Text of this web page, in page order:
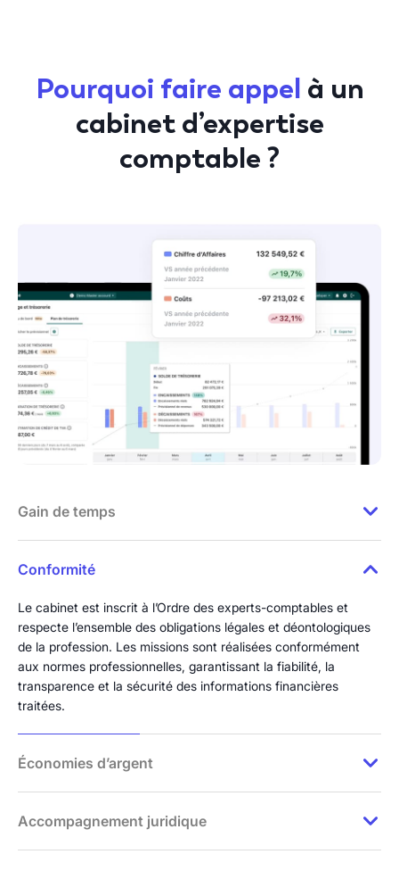
Pourquoi faire appel à un
cabinet d’expertise
comptable ?
Gain de temps
consacrer au développement commercial de votre business.
Conformité
Le cabinet est inscrit à l’Ordre des experts-comptables et
respecte l’ensemble des obligations légales et déontologiques
de la profession. Les missions sont réalisées conformément
aux normes professionnelles, garantissant la fiabilité, la
transparence et la sécurité des informations financières
traitées.
Économies d’argent
administratifs, Keobiz permet aux entrepreneurs de réduire
Accompagnement juridique